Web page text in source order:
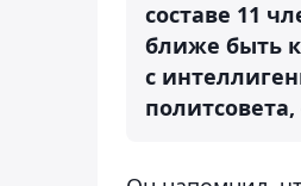
составе 11
ближе быть
с